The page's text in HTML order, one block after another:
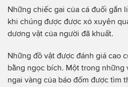
Những chiếc gai của cá đuối gắn
khi chúng được được xỏ xuyên
dương vật của người đã khuất.
Những đồ vật được đánh giá cao
bằng ngọc bích. Một trong những
ngai vàng của báo đốm được tìm